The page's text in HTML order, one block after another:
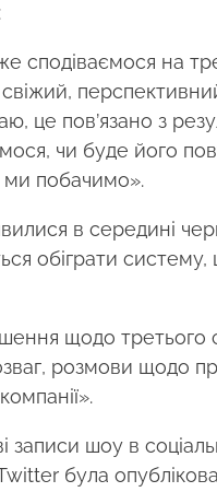
на
це пов’язано з
чи буде його
ми побачимо».
в середині
обіграти
щодо третього
розмови щодо
записи шоу в
була